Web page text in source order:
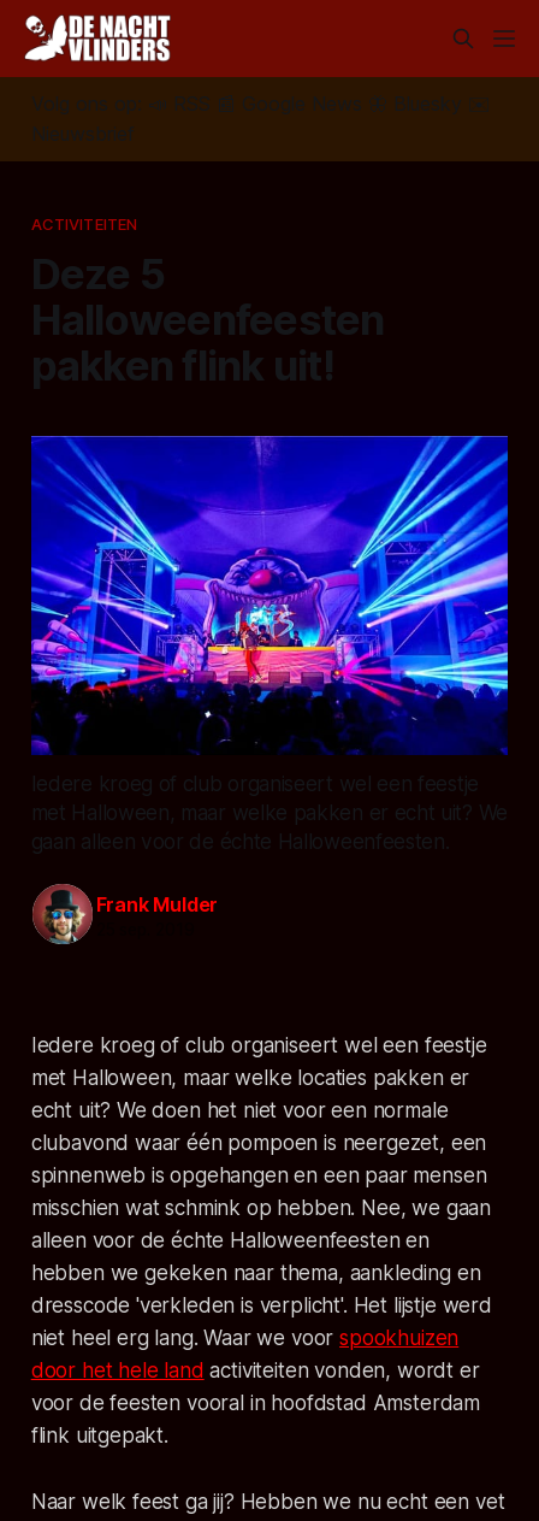
Volg ons op: 📣 RSS 📰 Google News 🦋 Bluesky
✉️
Nieuwsbrief
ACTIVITEITEN
Deze 5
Halloweenfeesten
pakken flink uit!
Iedere kroeg of club organiseert wel een feestje
met Halloween, maar welke pakken er echt uit? We
gaan alleen voor de échte Halloweenfeesten.
Frank Mulder
Iedere kroeg of club organiseert wel een feestje
met Halloween, maar welke locaties pakken er
echt uit? We doen het niet voor een normale
clubavond waar één pompoen is neergezet, een
spinnenweb is opgehangen en een paar mensen
misschien wat schmink op hebben. Nee, we gaan
alleen voor de échte Halloweenfeesten en
hebben we gekeken naar thema, aankleding en
dresscode 'verkleden is verplicht'. Het lijstje werd
niet heel erg lang. Waar we voorspookhuizen
door het hele land activiteiten vonden, wordt er
voor de feesten vooral in hoofdstad Amsterdam
flink uitgepakt.
Naar welk feest ga jij? Hebben we nu echt een vet